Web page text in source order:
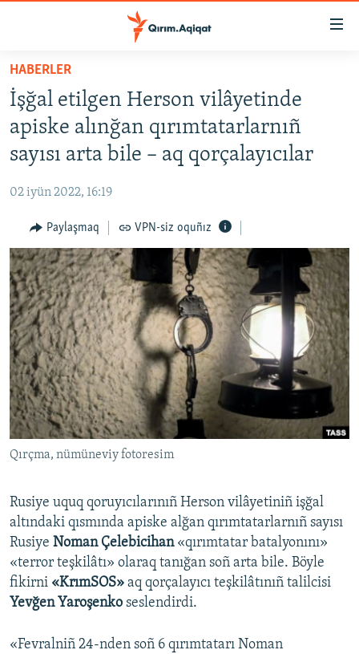
Esas
mündericege
qaytmaq
Baş
navigatsiyağa
qaytmaq
Qıdıruvğa
qaytmaq
HABERLER
SİYASET
İQTİSADİYAT
MEDENİYET
İNSAN AQLARI
VİDEO
SÜRET
BLOGLAR
FİKİR
Русский
Українською
QOŞULIÑIZ!
RFE/RS bütün saytları
HABERLER
İşğal etilgen Herson vilâyetinde
apiske alınğan qırımtatarlarnıñ
sayısı arta bile – aq qorçalayıcılar
02 iyün 2022, 16:19
Paylaşmaq VPN-siz oquñız
Qırçma, nümüneviy fotoresim
Rusiye uquq qoruyıcılarınıñ Herson vilâyetiniñ işğal
altındaki qısmında apiske alğan qırımtatarlarnıñ sayısı
Rusiye Noman Çelebicihan«qırımtatar batalyonını»
«terror teşkilâtı» olaraq tanığan soñ arta bile. Böyle
fikirni «KrımSOS» aq qorçalayıcı teşkilâtınıñ talilcisi
Yevğen Yaroşenko seslendirdi.
«Fevralniñ 24-nden soñ 6 qırımtatarı Noman